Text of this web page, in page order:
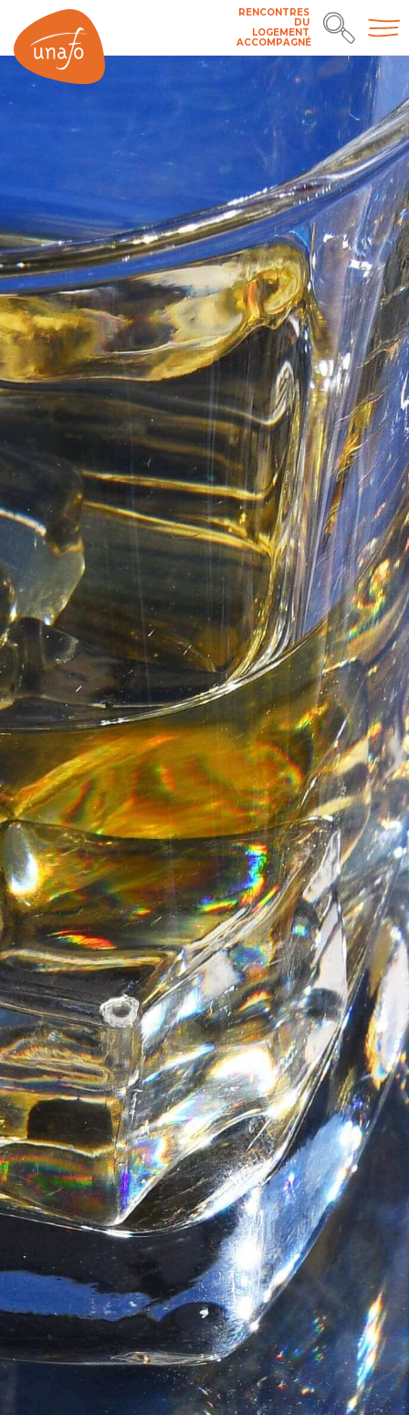
RENCONTRES
DU
LOGEMENT
ACCOMPAGNÉ